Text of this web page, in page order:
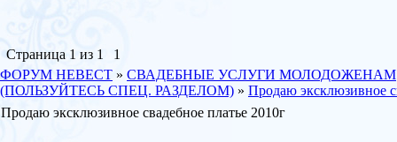
Страница 1 из 1
1
ФОРУМ НЕВЕСТ » СВАДЕБНЫЕ УСЛУГИ МОЛОДОЖЕНАМ
(ПОЛЬЗУЙТЕСЬ СПЕЦ. РАЗДЕЛОМ) » Продаю эксклюзивное
Продаю эксклюзивное свадебное платье 2010г